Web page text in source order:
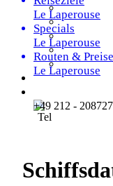
+49 212 - 208727
Le Laperouse
Specials
Le Laperouse
Routen & Preise
Le Laperouse